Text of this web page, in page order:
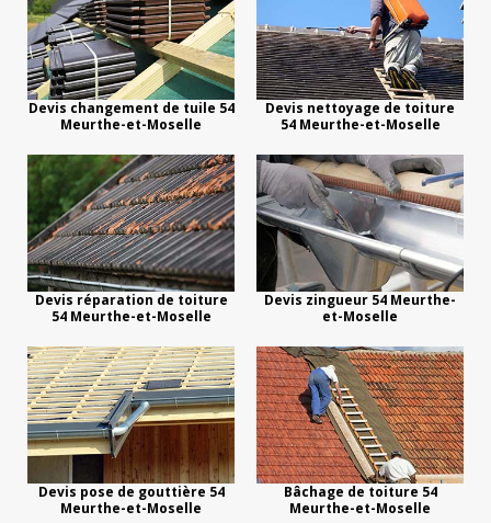
Devis changement de tuile 54
Meurthe-et-Moselle
Devis nettoyage de toiture
54 Meurthe-et-Moselle
Devis réparation de toiture
54 Meurthe-et-Moselle
Devis zingueur 54 Meurthe-
et-Moselle
Devis pose de gouttière 54
Meurthe-et-Moselle
Bâchage de toiture 54
Meurthe-et-Moselle